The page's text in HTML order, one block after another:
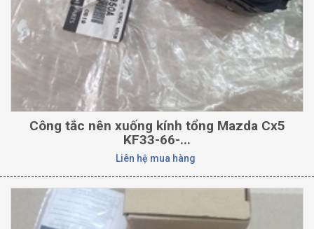
Công tắc nên xuống kính tổng Mazda Cx5
KF33-66-...
Liên hệ mua hàng